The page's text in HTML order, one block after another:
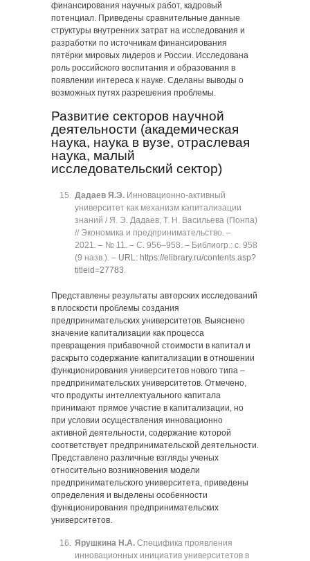
финансирования научных работ, кадровый
потенциал. Приведены сравнительные данные
структуры внутренних затрат на исследования и
разработки по источникам финансирования
пятёрки мировых лидеров и России. Исследована
роль российского воспитания и образования в
появлении интереса к науке. Сделаны выводы о
возможных путях разрешения проблемы.
Развитие секторов научной
деятельности (академическая
наука, наука в вузе, отраслевая
наука, малый
исследовательский сектор)
Дадаев Я.Э. Инновационно-активный
университет как механизм капитализации
знаний / Я. Э. Дадаев, Т. Н. Васильева (Понпа)
// Экономика и предпринимательство. ‒
2021. ‒ № 11. ‒ C. 956‒958. ‒ Библиогр.: с. 958
(9 назв.). ‒ URL: https://elibrary.ru/contents.asp?
titleid=27783.
Представлены результаты авторских исследований
в плоскости проблемы создания
предпринимательских университетов. Выяснено
значение капитализации как процесса
превращения прибавочной стоимости в капитал и
раскрыто содержание капитализации в отношении
функционирования университетов нового типа ‒
предпринимательских университетов. Отмечено,
что продукты интеллектуального капитала
принимают прямое участие в капитализации, но
при условии осуществления инновационно
активной деятельности, содержание которой
соответствует предпринимательской деятельности.
Представлено различные взгляды ученых
относительно возникновения модели
предпринимательского университета, приведены
определения и выделены особенности
функционирования предпринимательских
университетов.
Ярушкина Н.А. Специфика проявления
инновационных инициатив университетов в